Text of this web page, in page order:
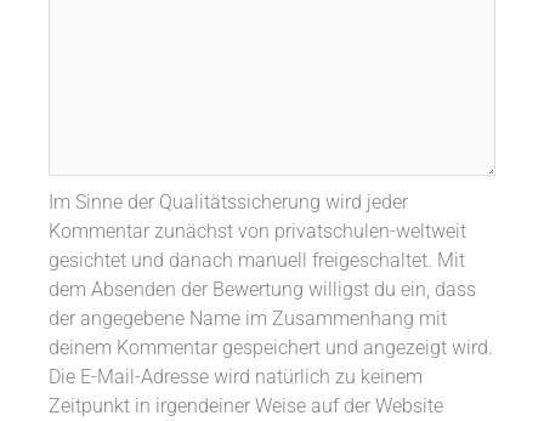
Im Sinne der Qualitätssicherung wird jeder
Kommentar zunächst von privatschulen-weltweit
gesichtet und danach manuell freigeschaltet. Mit
dem Absenden der Bewertung willigst du ein, dass
der angegebene Name im Zusammenhang mit
deinem Kommentar gespeichert und angezeigt wird.
Die E-Mail-Adresse wird natürlich zu keinem
Zeitpunkt in irgendeiner Weise auf der Website